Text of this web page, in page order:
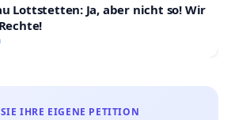
Lottstetten: Ja, aber nicht so! Wir
IHRE EIGENE PETITION